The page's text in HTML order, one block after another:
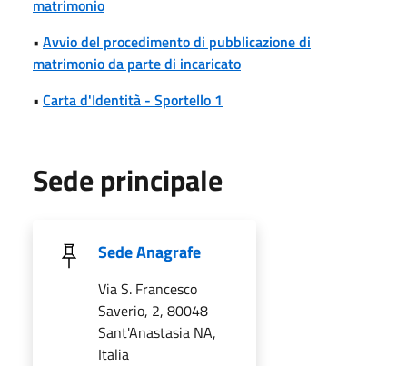
matrimonio
• Avvio del procedimento di pubblicazione di
matrimonio da parte di incaricato
• Carta d'Identità - Sportello 1
Sede principale
Sede Anagrafe
Via S. Francesco
Saverio, 2, 80048
Sant'Anastasia NA,
Italia